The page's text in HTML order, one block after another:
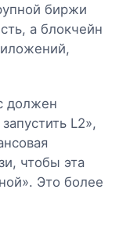
биржи
а блокчейн
должен
L2»,
чтобы эта
Это более